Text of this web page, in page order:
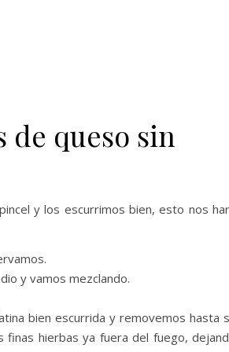
de queso sin
y los escurrimos bien, esto nos
y vamos mezclando.
bien escurrida y removemos hasta
finas hierbas ya fuera del fuego,